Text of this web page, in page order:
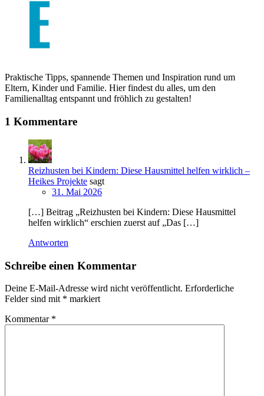
Praktische Tipps, spannende Themen und Inspiration rund um
Eltern, Kinder und Familie. Hier findest du alles, um den
Familienalltag entspannt und fröhlich zu gestalten!
1 Kommentare
Reizhusten bei Kindern: Diese Hausmittel helfen wirklich –
Heikes Projekte sagt
31. Mai 2026
[…] Beitrag „Reizhusten bei Kindern: Diese Hausmittel
helfen wirklich“ erschien zuerst auf „Das […]
Antworten
Schreibe einen Kommentar
Deine E-Mail-Adresse wird nicht veröffentlicht. Erforderliche
Felder sind mit * markiert
Kommentar *